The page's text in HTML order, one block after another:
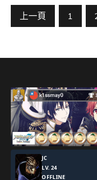
文上一頁 1